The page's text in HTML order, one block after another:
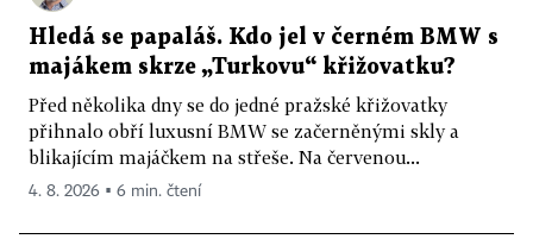
Hledá se papaláš. Kdo jel v černém BMW s
majákem skrze „Turkovu“ křižovatku?
Před několika dny se do jedné pražské křižovatky
přihnalo obří luxusní BMW se začerněnými skly a
blikajícím majáčkem na střeše. Na červenou...
4. 8. 2026 ▪ 6 min. čtení